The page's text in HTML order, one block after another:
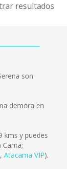
resultados
son
demora en
kms y puedes
Cama;
, Atacama VIP).